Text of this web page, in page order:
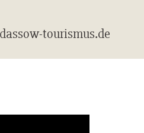
tourismus.de